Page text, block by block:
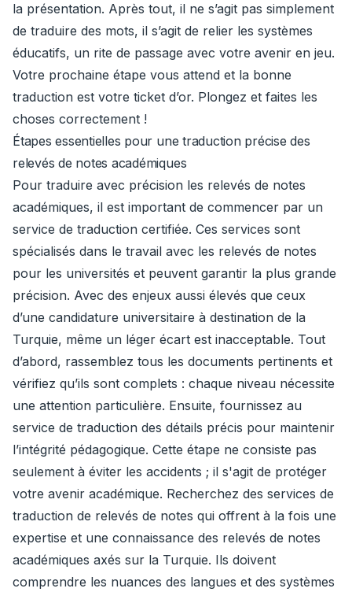
la présentation. Après tout, il ne s’agit pas simplement
de traduire des mots, il s’agit de relier les systèmes
éducatifs, un rite de passage avec votre avenir en jeu.
Votre prochaine étape vous attend et la bonne
traduction est votre ticket d’or. Plongez et faites les
choses correctement !
Étapes essentielles pour une traduction précise des
relevés de notes académiques
Pour traduire avec précision les relevés de notes
académiques, il est important de commencer par un
service de traduction certifiée. Ces services sont
spécialisés dans le travail avec les relevés de notes
pour les universités et peuvent garantir la plus grande
précision. Avec des enjeux aussi élevés que ceux
d’une candidature universitaire à destination de la
Turquie, même un léger écart est inacceptable. Tout
d’abord, rassemblez tous les documents pertinents et
vérifiez qu’ils sont complets : chaque niveau nécessite
une attention particulière. Ensuite, fournissez au
service de traduction des détails précis pour maintenir
l’intégrité pédagogique. Cette étape ne consiste pas
seulement à éviter les accidents ; il s'agit de protéger
votre avenir académique. Recherchez des services de
traduction de relevés de notes qui offrent à la fois une
expertise et une connaissance des relevés de notes
académiques axés sur la Turquie. Ils doivent
comprendre les nuances des langues et des systèmes